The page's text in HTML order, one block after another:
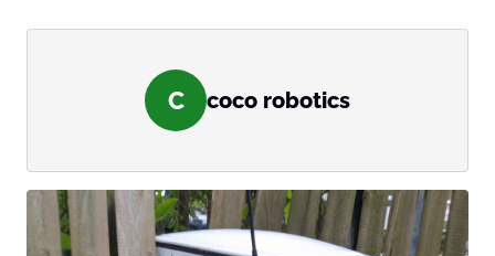
C coco robotics